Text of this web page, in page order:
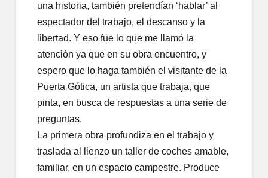
una historia, también pretendían ‘hablar’ al
espectador del trabajo, el descanso y la
libertad. Y eso fue lo que me llamó la
atención ya que en su obra encuentro, y
espero que lo haga también el visitante de la
Puerta Gótica, un artista que trabaja, que
pinta, en busca de respuestas a una serie de
preguntas.
La primera obra profundiza en el trabajo y
traslada al lienzo un taller de coches amable,
familiar, en un espacio campestre. Produce